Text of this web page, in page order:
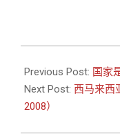
08-
16
Previous Post: 国家
Next Post: 西马来西
2008）